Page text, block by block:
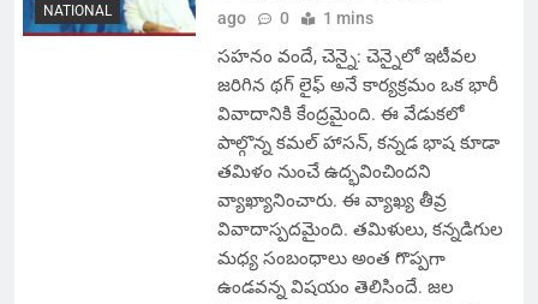
NATIONAL
ago
0 1 mins
సహనం వందే, చెన్నై: చెన్నైలో ఇటీవల
జరిగిన థగ్ లైఫ్ అనే కార్యక్రమం ఒక భారీ
వివాదానికి కేంద్రమైంది. ఈ వేడుకలో
పాల్గొన్న కమల్ హాసన్, కన్నడ భాష కూడా
తమిళం నుంచే ఉద్భవించిందని
వ్యాఖ్యానించారు. ఈ వ్యాఖ్య తీవ్ర
వివాదాస్పదమైంది. తమిళులు, కన్నడిగుల
మధ్య సంబంధాలు అంత గొప్పగా
ఉండవన్న విషయం తెలిసిందే. జల